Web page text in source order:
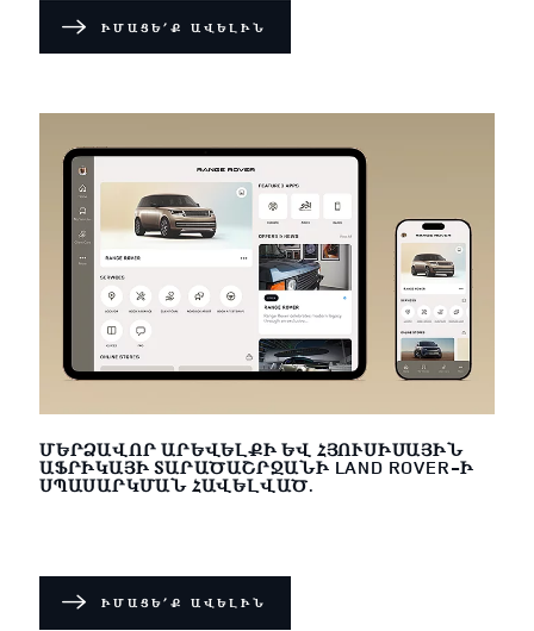
ԻՄԱՑԵ՛Ք ԱՎԵԼԻՆ
ՄԵՐՁԱՎՈՐ ԱՐԵՎԵԼՔԻ ԵՎ ՀՅՈՒՍԻՍԱՅԻՆ
ԱՖՐԻԿԱՅԻ ՏԱՐԱԾԱՇՐՋԱՆԻ LAND ROVER-Ի
ՍՊԱՍԱՐԿՄԱՆ ՀԱՎԵԼՎԱԾ.
ԻՄԱՑԵ՛Ք ԱՎԵԼԻՆ